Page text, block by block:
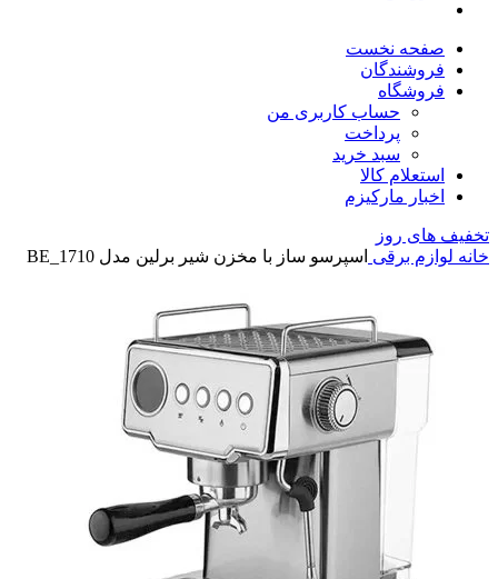
صفحه نخست
فروشندگان
فروشگاه
حساب کاربری من
پرداخت
سبد خرید
استعلام کالا
اخبار مارکیزم
تخفیف های روز
خانه لوازم برقی اسپرسو ساز با مخزن شیر برلین مدل BE_1710